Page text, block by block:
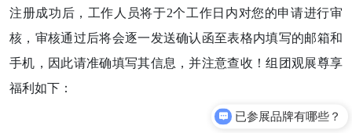
注册成功后，工作人员将于2个工作日内对您的申请进行审
核，审核通过后将会逐一发送确认函至表格内填写的邮箱和
手机，因此请准确填写其信息，并注意查收！组团观展尊享
福利如下：
已参展品牌有哪些？